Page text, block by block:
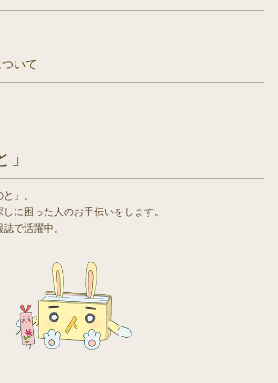
いて
」
」。
に困った人のお手伝いをします。
で活躍中。